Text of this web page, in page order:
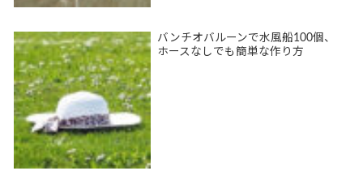
バンチオバルーンで水風船100個、
ホースなしでも簡単な作り方